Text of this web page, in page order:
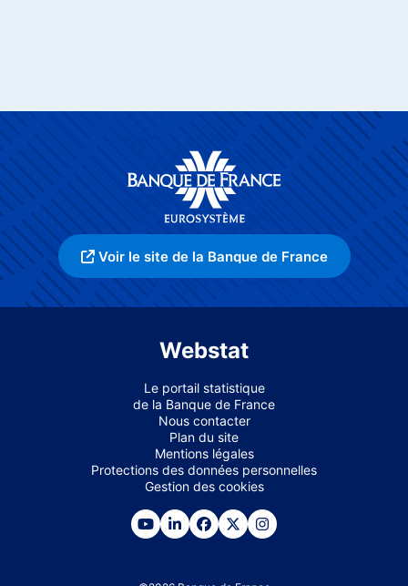
Voir le site de la Banque de France
Webstat
Le portail statistique
de la Banque de France
Nous contacter
Plan du site
Mentions légales
Protections des données personnelles
Gestion des cookies